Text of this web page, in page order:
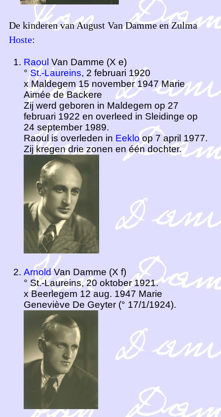
De kinderen van August Van Damme en Zulma
Hoste:
Raoul Van Damme (X e)
°St.-Laureins, 2 februari 1920
x Maldegem 15 november 1947 Marie
Aimée de Backere
Zij werd geboren in Maldegem op 27
februari 1922 en overleed in Sleidinge op
24 september 1989.
Raoul is overleden in Eekloop 7 april 1977.
Zij kregen drie zonen en één dochter.
ArnoldVan Damme (X f)
° St.-Laureins, 20 oktober 1921.
x Beerlegem 12 aug. 1947 Marie
Geneviève De Geyter (° 17/1/1924).